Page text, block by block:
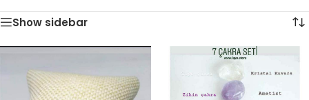
Show sidebar